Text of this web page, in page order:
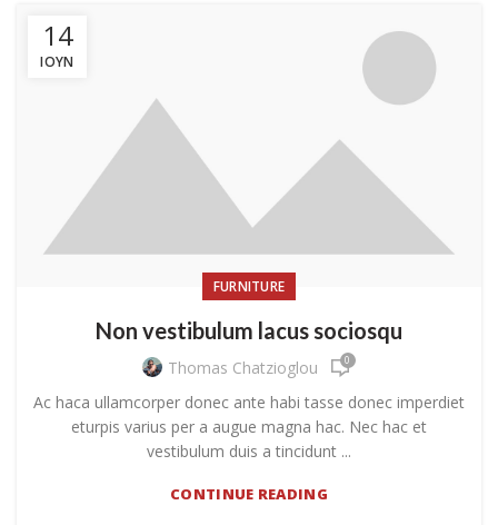
14
ΙΟΎΝ
FURNITURE
Non vestibulum lacus sociosqu
Thomas Chatzioglou 0
Ac haca ullamcorper donec ante habi tasse donec imperdiet
eturpis varius per a augue magna hac. Nec hac et
vestibulum duis a tincidunt ...
CONTINUE READING